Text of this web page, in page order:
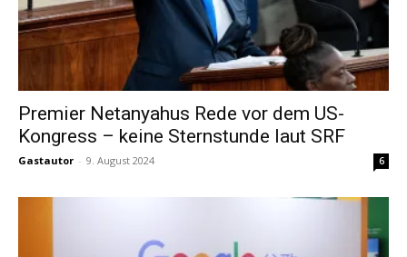
Premier Netanyahus Rede vor dem US-
Kongress – keine Sternstunde laut SRF
Gastautor - 9. August 2024 6